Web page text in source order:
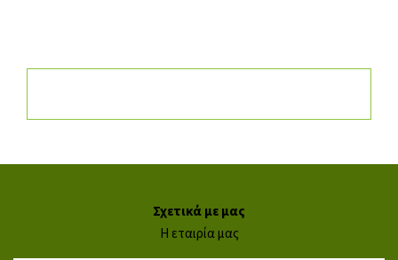
Σχετικά με μας
Η εταιρία μας